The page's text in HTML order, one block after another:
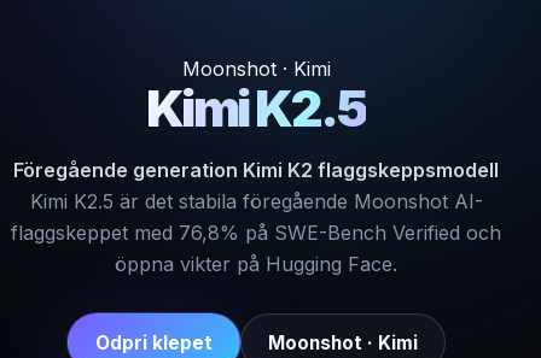
Moonshot · Kimi
Kimi K2.5
Föregående generation Kimi K2 flaggskeppsmodell
Kimi K2.5 är det stabila föregående Moonshot AI-
flaggskeppet med 76,8% på SWE-Bench Verified och
öppna vikter på Hugging Face.
Odpri klepet Moonshot · Kimi